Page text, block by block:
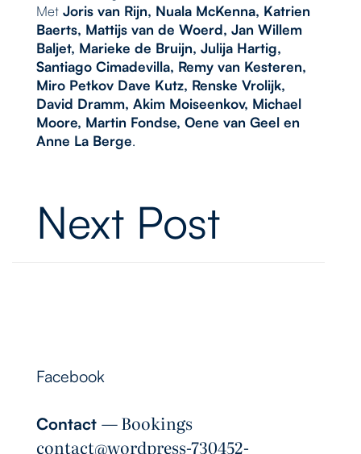
Met Joris van Rijn, Nuala McKenna, Katrien
Baerts, Mattijs van de Woerd, Jan Willem
Baljet, Marieke de Bruijn, Julija Hartig,
Santiago Cimadevilla, Remy van Kesteren,
Miro Petkov Dave Kutz, Renske Vrolijk,
David Dramm, Akim Moiseenkov, Michael
Moore, Martin Fondse, Oene van Geel en
Anne La Berge.
Next Post
Facebook
Contact ― Bookings
contact@wordpress-730452-